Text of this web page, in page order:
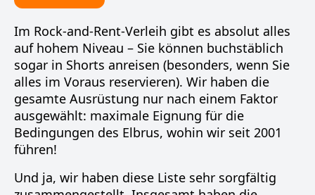
Im Rock-and-Rent-Verleih gibt es absolut alles
auf hohem Niveau – Sie können buchstäblich
sogar in Shorts anreisen (besonders, wenn Sie
alles im Voraus reservieren). Wir haben die
gesamte Ausrüstung nur nach einem Faktor
ausgewählt: maximale Eignung für die
Bedingungen des Elbrus, wohin wir seit 2001
führen!
Und ja, wir haben diese Liste sehr sorgfältig